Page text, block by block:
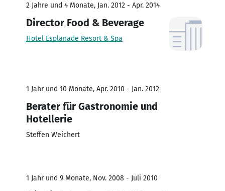
2 Jahre und 4 Monate, Jan. 2012 - Apr. 2014
Director Food & Beverage
Hotel Esplanade Resort & Spa
1 Jahr und 10 Monate, Apr. 2010 - Jan. 2012
Berater für Gastronomie und
Hotellerie
Steffen Weichert
1 Jahr und 9 Monate, Nov. 2008 - Juli 2010